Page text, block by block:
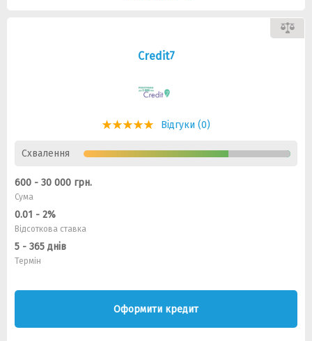
Credit7
Відгуки (0)
Схвалення
600 - 30 000 грн.
Сума
0.01 - 2%
Відсоткова ставка
5 - 365 днів
Термін
Оформити кредит